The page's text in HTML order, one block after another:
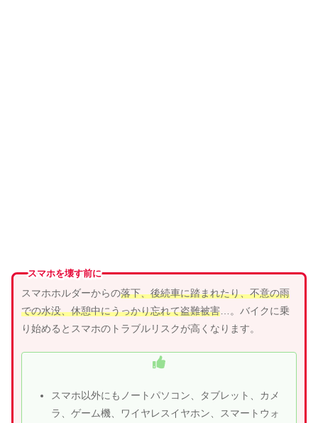
スマホを壊す前に
スマホホルダーからの落下、後続車に踏まれたり、不意の雨
での水没、休憩中にうっかり忘れて盗難被害…。バイクに乗
り始めるとスマホのトラブルリスクが高くなります。
スマホ以外にもノートパソコン、タブレット、カメ
ラ、ゲーム機、ワイヤレスイヤホン、スマートウォ